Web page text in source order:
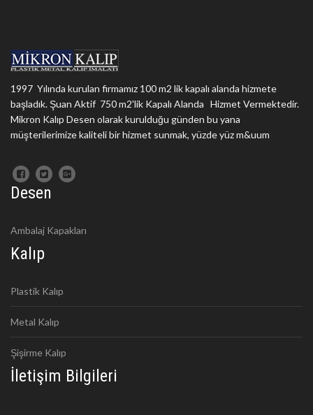
1997 Yılında kurulan firmamız 100 m2 lik kapalı alanda hizmete
başladık. Şuan Aktif 750 m2'lik Kapalı Alanda Hizmet Vermektedir.
Mikron Kalıp Desen olarak kurulduğu günden bu yana
müşterilerimize kaliteli bir hizmet sunmak, yüzde yüz m&uum
Desen
Ambalaj Kapakları
Kalıp
Plastik Kalıp
Metal Kalıp
Şişirme Kalıp
İletişim Bilgileri